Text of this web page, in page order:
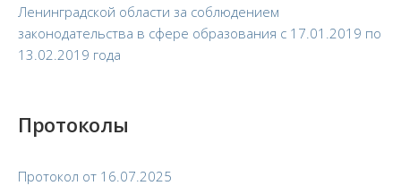
Ленинградской области за соблюдением
законодательства в сфере образования с 17.01.2019 по
13.02.2019 года
Протоколы
Протокол от 16.07.2025